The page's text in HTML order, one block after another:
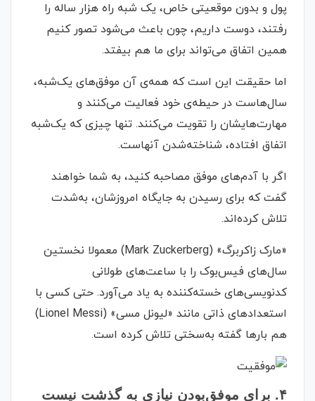
پول و بدون موقعیتی خاص، یک شبه راه هزار ساله را
رفتند، دوست داریم، چون باعث می‌شود تصور کنیم
همین اتفاق می‌تواند برای ما هم بیفتد.
اما حقیقت این است که همه‌ی آن موفق‌های یک‌شبه،
سال‌هاست در حیطه‌ی خود فعالیت می‌کنند و
مهارت‌هایشان را تقویت می‌کنند. تنها چیزی که یک‌شبه
اتفاق افتاده، شناخته‌شدن آنهاست.
اگر با آدم‌های موفق مصاحبه کنید، به شما خواهند
گفت که برای رسیدن به جایگاه امروزشان، به‌شدت
تلاش کرده‌اند.
«مارک زاکربرگ» (Mark Zuckerberg) معمولا نخستین
سال‌های فیس‌بوک را با ساعت‌های طولانی
کدنویسی‌های خسته‌کننده به یاد می‌آورد. حتی کسی با
استعدادهای ذاتی مانند «لیونل مسی» (Lionel Messi)
هم بارها گفته به‌سختی تلاش کرده است.
۴. برای موفق‌بودن نیازی به گذشت نیست